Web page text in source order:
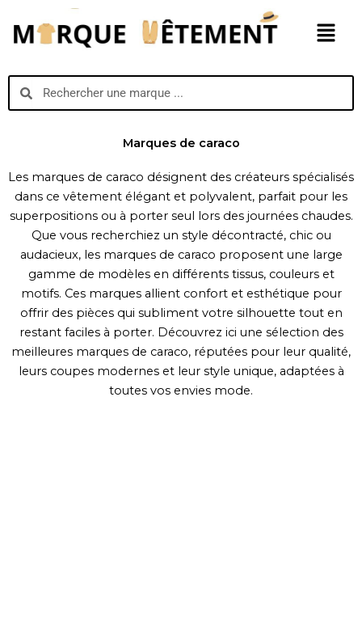
contenu
Menu
SearchSearch
Marques de caraco
Les marques de caraco désignent des créateurs spécialisés
dans ce vêtement élégant et polyvalent, parfait pour les
superpositions ou à porter seul lors des journées chaudes.
Que vous recherchiez un style décontracté, chic ou
audacieux, les marques de caraco proposent une large
gamme de modèles en différents tissus, couleurs et
motifs. Ces marques allient confort et esthétique pour
offrir des pièces qui subliment votre silhouette tout en
restant faciles à porter. Découvrez ici une sélection des
meilleures marques de caraco, réputées pour leur qualité,
leurs coupes modernes et leur style unique, adaptées à
toutes vos envies mode.